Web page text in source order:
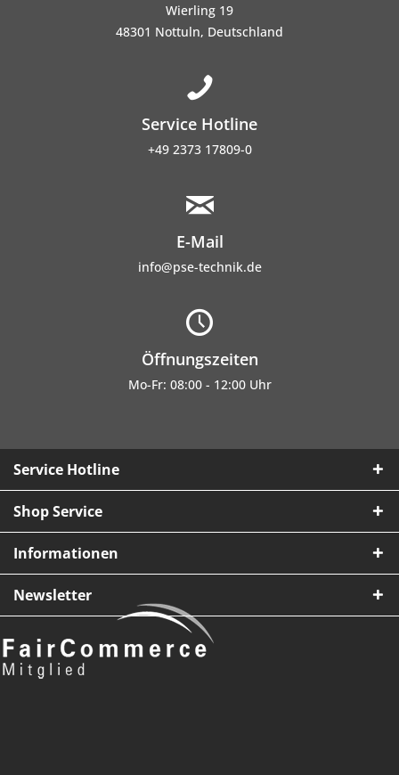
Wierling 19
48301 Nottuln, Deutschland
Service Hotline
+49 2373 17809-0
E-Mail
info@pse-technik.de
Öffnungszeiten
Mo-Fr: 08:00 - 12:00 Uhr
Service Hotline
Shop Service
Informationen
Newsletter